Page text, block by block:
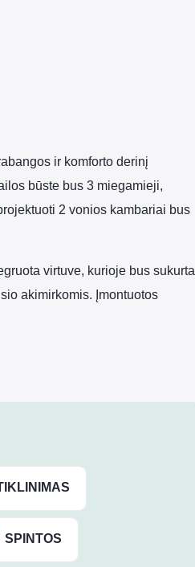
ir komforto derinį
būste bus 3 miegamieji,
2 vonios kambariai bus
virtuve, kurioje bus sukurta
akimirkomis. Įmontuotos
SPINTOS